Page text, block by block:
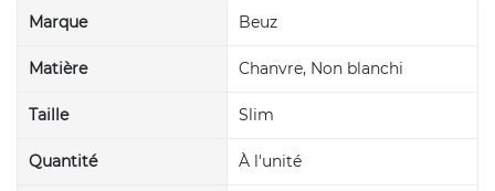
Marque Beuz
Matière Chanvre, Non blanchi
Taille Slim
Quantité À l'unité